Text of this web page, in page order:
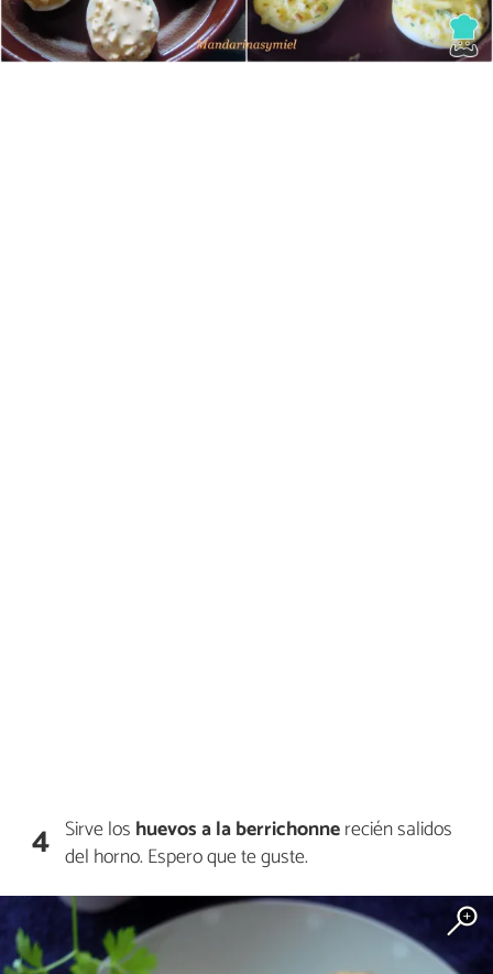
4 Sirve los huevos a la berrichonnerecién salidos
del horno. Espero que te guste.